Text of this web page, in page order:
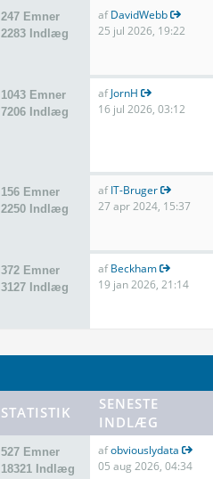
247 Emner
2283 Indlæg
afDavidWebb
25 jul 2026, 19:22
1043 Emner
7206 Indlæg
afJornH
16 jul 2026, 03:12
156 Emner
2250 Indlæg
afIT-Bruger
27 apr 2024, 15:37
372 Emner
3127 Indlæg
afBeckham
19 jan 2026, 21:14
STATISTIK
SENESTE
INDLÆG
527 Emner
18321 Indlæg
afobviouslydata
05 aug 2026, 04:34